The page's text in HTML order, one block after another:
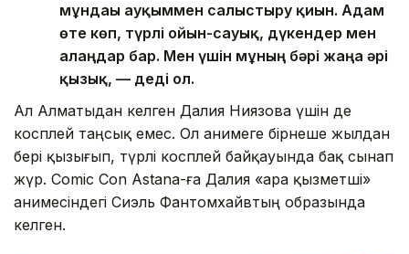
мұндағы ауқыммен салыстыру қиын. Адам
өте көп, түрлі ойын-сауық, дүкендер мен
алаңдар бар. Мен үшін мұның бәрі жаңа әрі
қызық, — деді ол.
Ал Алматыдан келген Далия Ниязова үшін де
косплей таңсық емес. Ол анимеге бірнеше жылдан
бері қызығып, түрлі косплей байқауында бақ сынап
жүр. Comic Con Astana-ға Далия «Қара қызметші»
анимесіндегі Сиэль Фантомхайвтың образында
келген.